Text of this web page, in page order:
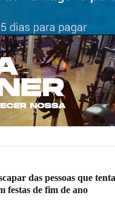
das pessoas que
festas de fim de ano